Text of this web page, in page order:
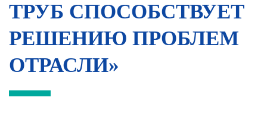
ТРУБ СПОСОБСТВУЕТ
РЕШЕНИЮ ПРОБЛЕМ
ОТРАСЛИ»